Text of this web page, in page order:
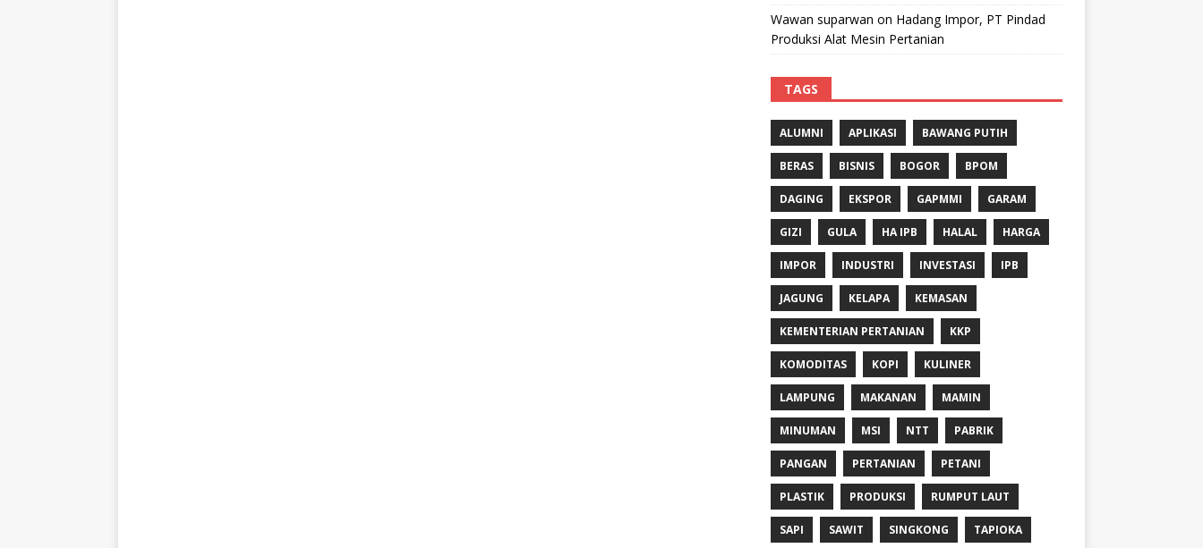
Wawan suparwan on Hadang Impor, PT Pindad
Produksi Alat Mesin Pertanian
TAGS
ALUMNI APLIKASI BAWANG PUTIH
BERAS BISNIS BOGOR BPOM
DAGING EKSPOR GAPMMI GARAM
GIZI GULA HA IPB HALAL HARGA
IMPOR INDUSTRI INVESTASI IPB
JAGUNG KELAPA KEMASAN
KEMENTERIAN PERTANIAN KKP
KOMODITAS KOPI KULINER
LAMPUNG MAKANAN MAMIN
MINUMAN MSI NTT PABRIK
PANGAN PERTANIAN PETANI
PLASTIK PRODUKSI RUMPUT LAUT
SAPI SAWIT SINGKONG TAPIOKA